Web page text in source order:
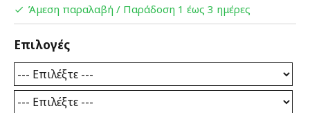
Άμεση παραλαβή / Παράδoση 1 έως 3 ημέρες
Επιλογές